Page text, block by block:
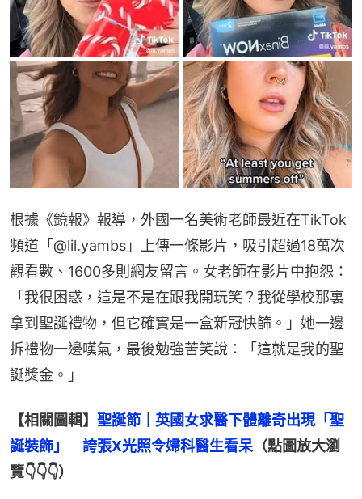
根據《鏡報》報導，外國一名美術老師最近在TikTok
頻道「@lil.yambs」上傳一條影片，吸引超過18萬次
觀看數、1600多則網友留言。女老師在影片中抱怨：
「我很困惑，這是不是在跟我開玩笑？我從學校那裏
拿到聖誕禮物，但它確實是一盒新冠快篩。」她一邊
拆禮物一邊嘆氣，最後勉強苦笑說：「這就是我的聖
誕獎金。」
【相關圖輯】 聖誕節｜英國女求醫下體離奇出現「聖
誕裝飾」　誇張X光照令婦科醫生看呆（點圖放大瀏
覽👇👇👇）